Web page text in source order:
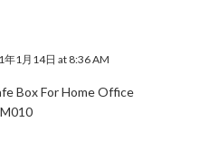
年1月14日 at 8:36 AM
Box For Home Office